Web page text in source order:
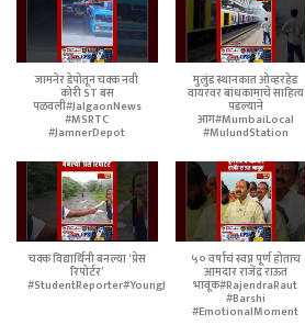
जामनेर डेपोतून चक्क नवी
कोरी ST बस
पळवली#JalgaonNews
#MSRTC
#JamnerDepot
मुलुंड स्थानकात ओव्हरहेड
वायरवर बांधकामाचे साहित्य
पडल्याने
आग#MumbaiLocal
#MulundStation
चक्क विद्यार्थिनी बनल्या ‘प्रेस
रिपोर्टर’
#StudentReporter#YoungJournalist
५० वर्षांचं स्वप्न पूर्ण होताच
आमदार राजेंद्र राऊत
भावूक#RajendraRaut
#Barshi
#EmotionalMoment